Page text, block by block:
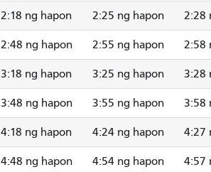
2:18 ng hapon 2:25 ng hapon 2:28
2:48 ng hapon 2:55 ng hapon 2:58
3:18 ng hapon 3:25 ng hapon 3:28
3:48 ng hapon 3:55 ng hapon 3:58
4:18 ng hapon 4:24 ng hapon 4:27
4:48 ng hapon 4:54 ng hapon 4:57